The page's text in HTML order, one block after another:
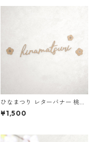
ひなまつり レターバナー 桃の
節句 / ひな祭り 初節句 木製バ
ナー
¥1,500